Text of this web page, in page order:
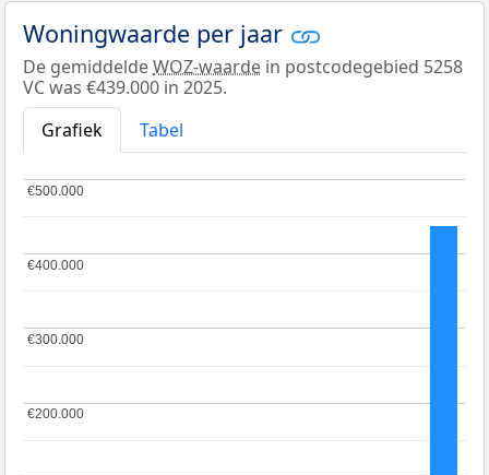
Woningwaarde per jaar
De gemiddeldeWOZ-waarde in postcodegebied 5258
VC was €439.000 in 2025.
Grafiek
Tabel
€200.000
€200.000
€300.000
€300.000
€400.000
€400.000
€500.000
€500.000